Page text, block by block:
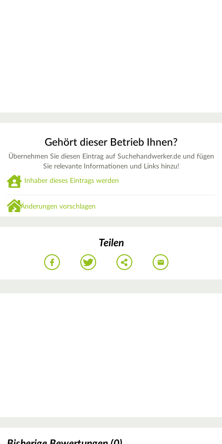
Gehört dieser Betrieb Ihnen?
Übernehmen Sie diesen Eintrag auf Suchehandwerker.de und fügen
Sie relevante Informationen und Links hinzu!
Inhaber dieses Eintrags werden
Änderungen vorschlagen
Teilen